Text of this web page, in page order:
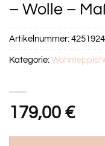
– Wolle –
179,00 €
Artikelnummer:
Kategorie: